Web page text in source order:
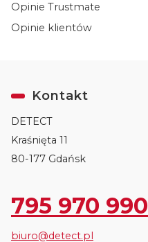
Opinie Trustmate
Opinie klientów
Kontakt
DETECT
Kraśnięta 11
80-177 Gdańsk
795 970 990
biuro@detect.pl